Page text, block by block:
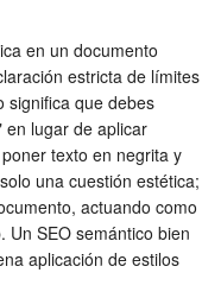
en un documento
estricta de límites
significa que debes
en lugar de aplicar
texto en negrita y
una cuestión estética;
actuando como
Un SEO semántico bien
aplicación de estilos